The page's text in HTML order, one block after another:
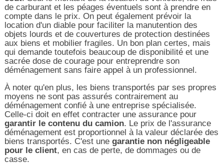
de carburant et les péages éventuels sont à prendre en
compte dans le prix. On peut également prévoir la
location d'un diable pour faciliter la manutention des
objets lourds et de couvertures de protection destinées
aux biens et mobilier fragiles. Un bon plan certes, mais
qui demande toutefois beaucoup de disponibilité et une
sacrée dose de courage pour entreprendre son
déménagement sans faire appel à un professionnel.
À noter qu'en plus, les biens transportés par ses propres
moyens ne sont pas assurés contrairement au
déménagement confié à une entreprise spécialisée.
Celle-ci doit en effet contracter une assurance pour
garantir le contenu du camion. Le prix de l'assurance
déménagement est proportionnel à la valeur déclarée des
biens transportés. C'est une garantie non négligeable
pour le client, en cas de perte, de dommages ou de
casse.